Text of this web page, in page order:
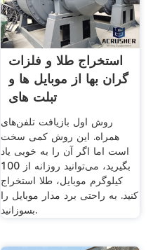
استخراج طلا و فلزات
گران بها از موبایل ها و
تبلت های
روش اول بازیافت تلفن‌های
همراه. این روش کمی سخت
است اما اگر آن را به خوبی یاد
بگیرید، می‌توانید روزانه از 100
کیلوگرم موبایل، طلا استخراج
کنید. به راحتی برد مدار موبایل را
بسوزانید.